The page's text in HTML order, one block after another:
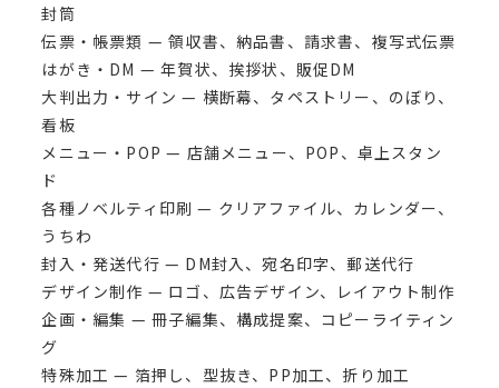
封筒
伝票・帳票類 — 領収書、納品書、請求書、複写式伝票
はがき・DM — 年賀状、挨拶状、販促DM
大判出力・サイン — 横断幕、タペストリー、のぼり、
看板
メニュー・POP — 店舗メニュー、POP、卓上スタン
ド
各種ノベルティ印刷 — クリアファイル、カレンダー、
うちわ
封入・発送代行 — DM封入、宛名印字、郵送代行
デザイン制作 — ロゴ、広告デザイン、レイアウト制作
企画・編集 — 冊子編集、構成提案、コピーライティン
グ
特殊加工 — 箔押し、型抜き、PP加工、折り加工